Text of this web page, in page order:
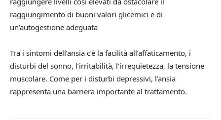
raggiungimento di buoni valori glicemici e di
un’autogestione adeguata
Tra i sintomi dell’ansia c’è la facilità all’affaticamento, i
disturbi del sonno, l’irritabilità, l’irrequietezza, la tensione
muscolare. Come per i disturbi depressivi, l’ansia
rappresenta una barriera importante al trattamento.